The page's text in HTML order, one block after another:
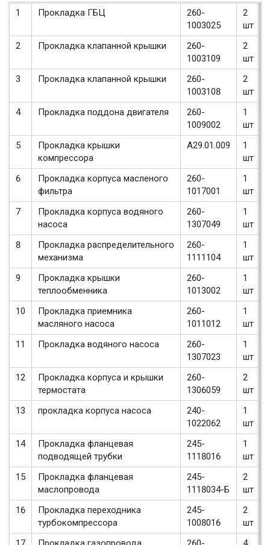
1 Прокладка ГБЦ
260-
1003025
2
шт
2
Прокладка клапанной крышки
260-
1003109
2
шт
3
Прокладка клапанной крышки
260-
1003108
2
шт
4
Прокладка поддона двигателя
260-
1009002
1
шт
5
Прокладка крышки
компрессора
А29.01.009
1
шт
6
Прокладка корпуса масленого
фильтра
260-
1017001
1
шт
7
Прокладка корпуса водяного
насоса
260-
1307049
1
шт
8
Прокладка распределительного
механизма
260-
1111104
1
шт
9
Прокладка крышки
теплообменника
260-
1013002
1
шт
10
Прокладка приемника
масляного насоса
260-
1011012
1
шт
11
Прокладка водяного насоса
260-
1307023
1
шт
12
Прокладка корпуса и крышки
термостата
260-
1306059
2
шт
13
прокладка корпуса насоса
240-
1022062
1
шт
14
Прокладка фланцевая
подводящей трубки
245-
1118016
1
шт
15
Прокладка фланцевая
маслопровода
245-
1118034-Б
2
шт
16
Прокладка переходника
турбокомпрессора
245-
1008016
2
шт